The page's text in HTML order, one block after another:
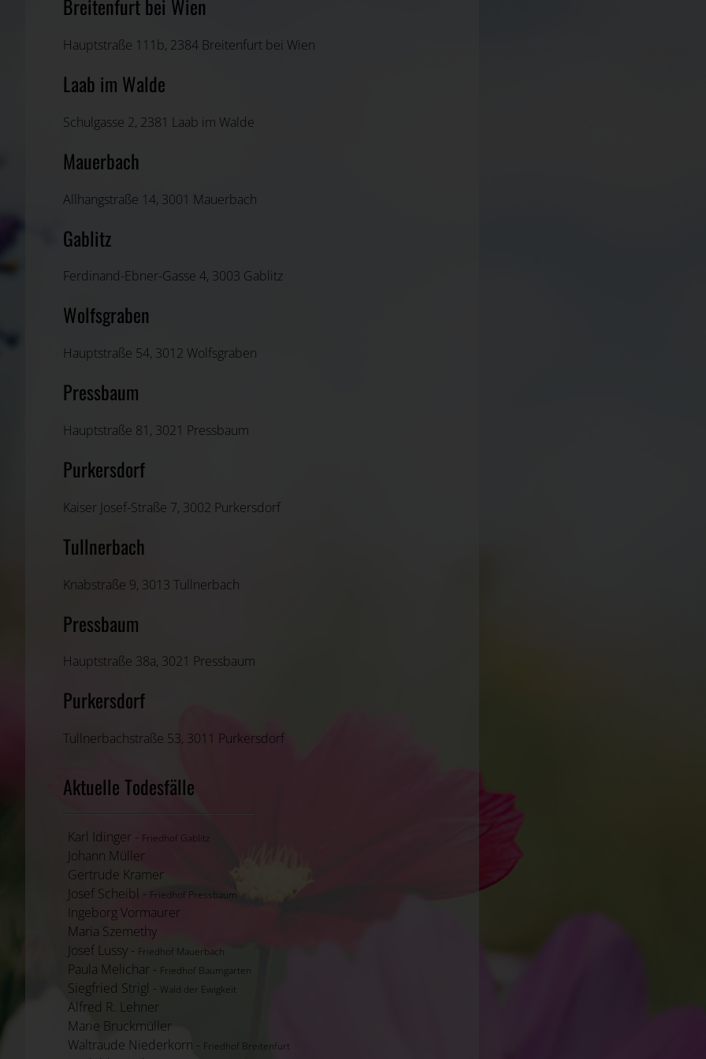
Breitenfurt bei Wien
Hauptstraße 111b, 2384 Breitenfurt bei Wien
Laab im Walde
Schulgasse 2, 2381 Laab im Walde
Mauerbach
Allhangstraße 14, 3001 Mauerbach
Gablitz
Ferdinand-Ebner-Gasse 4, 3003 Gablitz
Wolfsgraben
Hauptstraße 54, 3012 Wolfsgraben
Pressbaum
Hauptstraße 81, 3021 Pressbaum
Purkersdorf
Kaiser Josef-Straße 7, 3002 Purkersdorf
Tullnerbach
Knabstraße 9, 3013 Tullnerbach
Pressbaum
Hauptstraße 38a, 3021 Pressbaum
Purkersdorf
Tullnerbachstraße 53, 3011 Purkersdorf
Aktuelle Todesfälle
Karl Idinger - Friedhof Gablitz
Johann Müller
Gertrude Kramer
Josef Scheibl - Friedhof Pressbaum
Ingeborg Vormaurer
Maria Szemethy
Josef Lussy - Friedhof Mauerbach
Paula Melichar - Friedhof Baumgarten
Siegfried Strigl - Wald der Ewigkeit
Alfred R. Lehner
Marie Bruckmüller
Waltraude Niederkorn - Friedhof Breitenfurt